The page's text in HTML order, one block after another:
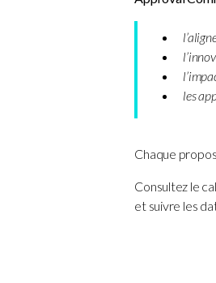
les
Chaque
Consultez le
et suivre les